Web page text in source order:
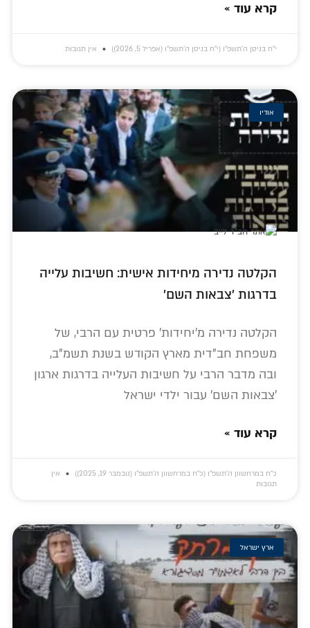
קרא עוד »
י״ח בניסן ה׳תשפ״ו (י״ח בניסן ה׳תשפ״ו (אפריל 5, 2026)) אין תגובות
אודיו
הקלטה נדירה מיחידות אישית: חשיבות עלייה
בדרגות 'צבאות השם'
הקלטה נדירה מ'יחידות' פרטית עם הרבי, של
משפחת חב"דית מארץ הקודש בשנת תשמ"ב,
ובה מדבר הרבי על חשיבות העלייה בדרגות ארגון
'צבאות השם' עבור ילדי ישראל
קרא עוד »
כ״ח במרחשוון ה׳תשפ״ו (כ״ח במרחשוון ה׳תשפ״ו (נובמבר 19, 2025))
אין
תגובות
ארץ ישראל